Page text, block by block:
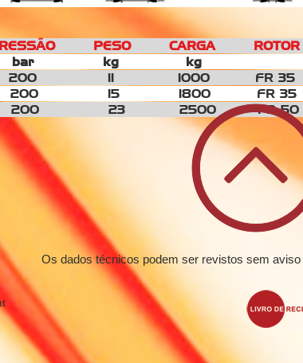
PESO CARGA
kg kg
200 11 1000
FR 35
200 15 1800
FR 35
200 23 2500 FR 50
Os dados técnicos podem ser revistos sem aviso